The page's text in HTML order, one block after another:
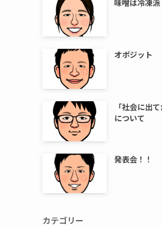
味噌は冷凍派
オポジット
「社会に出
について
発表会！！
カテゴリー